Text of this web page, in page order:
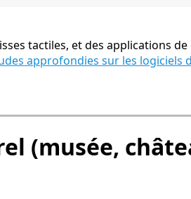
tactiles, et des applications
approfondies sur les logiciels
(musée,